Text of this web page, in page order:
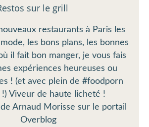
restaurants à Paris les
les bons plans, les bonnes
il fait bon manger, je vous fais
expériences heureuses ou
! (et avec plein de #foodporn
!) Viveur de haute licheté !
Arnaud Morisse sur le portail
Overblog